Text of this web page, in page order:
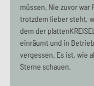
müssen. Nie zuvor war
trotzdem lieber steht,
dem der
einräumt und in
vergessen. Es ist, wie
Sterne schauen.